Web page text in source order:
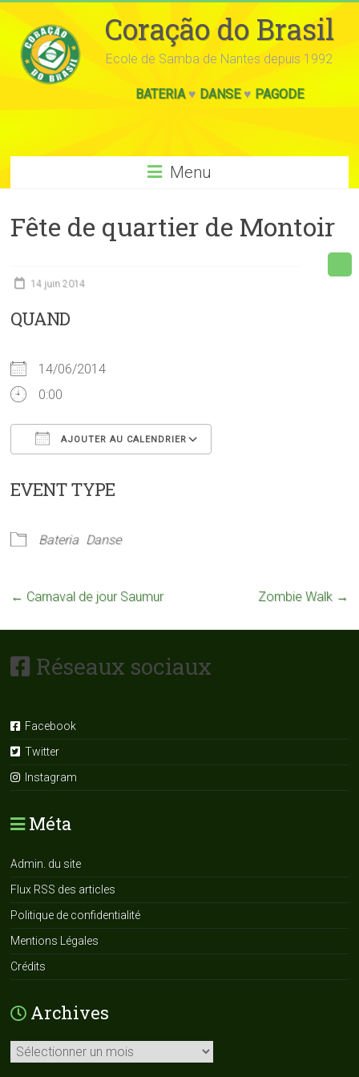
Coração do Brasil
Ecole de Samba de Nantes depuis 1992
BATERIA♥ DANSE♥ PAGODE
Menu
Fête de quartier de Montoir
14 juin 2014
QUAND
14/06/2014
0:00
AJOUTER AU CALENDRIER
EVENT TYPE
Bateria Danse
← Carnaval de jour Saumur Zombie Walk →
Réseaux sociaux
Facebook
Twitter
Instagram
Méta
Admin. du site
Flux RSS des articles
Politique de confidentialité
Mentions Légales
Crédits
Archives
Archives